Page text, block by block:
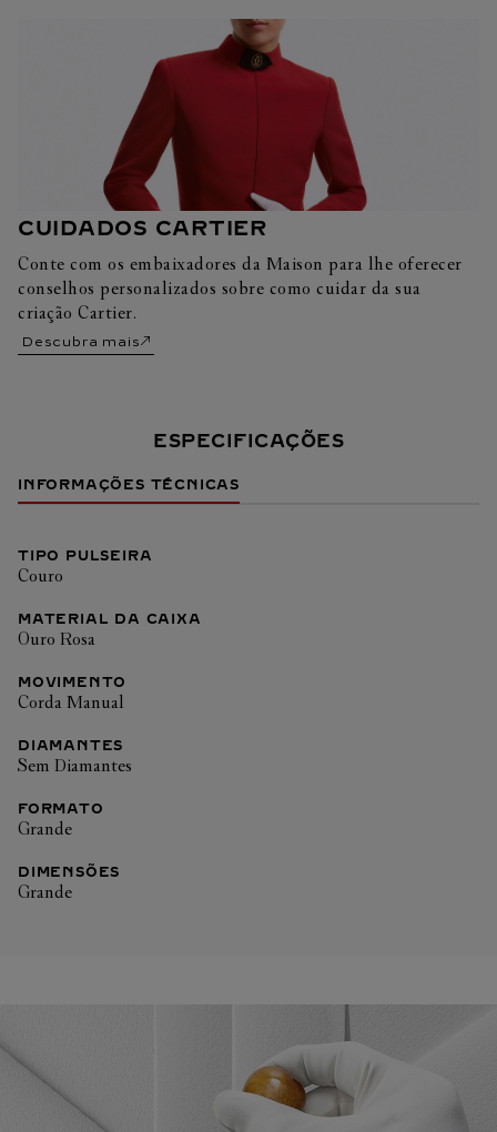
CUIDADOS CARTIER
Conte com os embaixadores da Maison para lhe oferecer
conselhos personalizados sobre como cuidar da sua
criação Cartier.
Descubra mais
ESPECIFICAÇÕES
INFORMAÇÕES TÉCNICAS
TIPO PULSEIRA
Couro
MATERIAL DA CAIXA
Ouro Rosa
MOVIMENTO
Corda Manual
DIAMANTES
Sem Diamantes
FORMATO
Grande
DIMENSÕES
Grande